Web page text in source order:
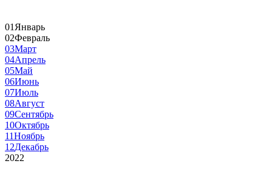
01 Январь
02Февраль
03Март
04Апрель
05Май
06Июнь
07Июль
08Август
09Сентябрь
10Октябрь
11Ноябрь
12Декабрь
2022